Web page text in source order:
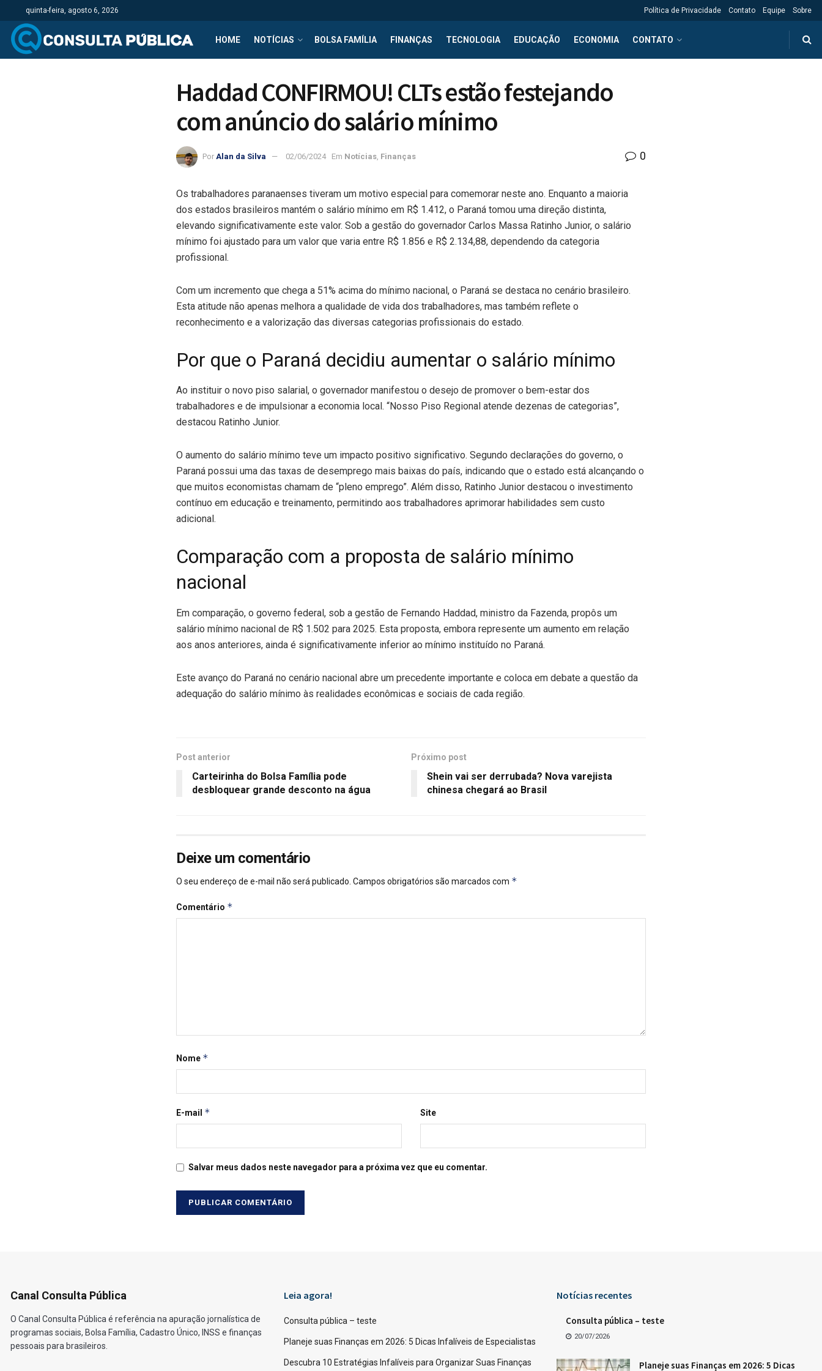
quinta-feira, agosto 6, 2026 Política de Privacidade Contato Equipe Sobre
HOME NOTÍCIAS BOLSA FAMÍLIA FINANÇAS TECNOLOGIA EDUCAÇÃO ECONOMIA CONTATO
Haddad CONFIRMOU! CLTs estão festejando
com anúncio do salário mínimo
Por Alan da Silva 02/06/2024 Em Notícias Finanças 0
Os trabalhadores paranaenses tiveram um motivo especial para comemorar neste ano. Enquanto a maioria
dos estados brasileiros mantém o salário mínimo em R$ 1.412, o Paraná tomou uma direção distinta,
elevando significativamente este valor. Sob a gestão do governador Carlos Massa Ratinho Junior, o salário
mínimo foi ajustado para um valor que varia entre R$ 1.856 e R$ 2.134,88, dependendo da categoria
profissional.
Com um incremento que chega a 51% acima do mínimo nacional, o Paraná se destaca no cenário brasileiro.
Esta atitude não apenas melhora a qualidade de vida dos trabalhadores, mas também reflete o
reconhecimento e a valorização das diversas categorias profissionais do estado.
Por que o Paraná decidiu aumentar o salário mínimo
Ao instituir o novo piso salarial, o governador manifestou o desejo de promover o bem-estar dos
trabalhadores e de impulsionar a economia local. “Nosso Piso Regional atende dezenas de categorias”,
destacou Ratinho Junior.
O aumento do salário mínimo teve um impacto positivo significativo. Segundo declarações do governo, o
Paraná possui uma das taxas de desemprego mais baixas do país, indicando que o estado está alcançando o
que muitos economistas chamam de “pleno emprego”. Além disso, Ratinho Junior destacou o investimento
contínuo em educação e treinamento, permitindo aos trabalhadores aprimorar habilidades sem custo
adicional.
Comparação com a proposta de salário mínimo
nacional
Em comparação, o governo federal, sob a gestão de Fernando Haddad, ministro da Fazenda, propôs um
salário mínimo nacional de R$ 1.502 para 2025. Esta proposta, embora represente um aumento em relação
aos anos anteriores, ainda é significativamente inferior ao mínimo instituído no Paraná.
Este avanço do Paraná no cenário nacional abre um precedente importante e coloca em debate a questão da
adequação do salário mínimo às realidades econômicas e sociais de cada região.
Post anterior
Carteirinha do Bolsa Família pode
desbloquear grande desconto na água
Próximo post
Shein vai ser derrubada? Nova varejista
chinesa chegará ao Brasil
Deixe um comentário
O seu endereço de e-mail não será publicado. Campos obrigatórios são marcados com *
Comentário *
Nome *
E-mail * Site
Salvar meus dados neste navegador para a próxima vez que eu comentar.
Canal Consulta Pública
O Canal Consulta Pública é referência na apuração jornalística de
programas sociais, Bolsa Família, Cadastro Único, INSS e finanças
pessoais para brasileiros.
Leia agora!
Consulta pública – teste
Planeje suas Finanças em 2026: 5 Dicas Infalíveis de Especialistas
Descubra 10 Estratégias Infalíveis para Organizar Suas Finanças
Notícias recentes
Consulta pública – teste
20/07/2026
Planeje suas Finanças em 2026: 5 Dicas